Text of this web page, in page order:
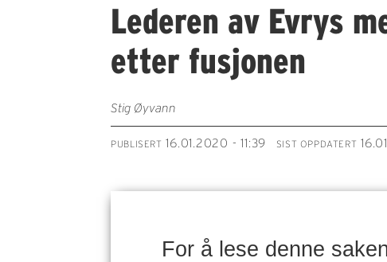
Lederen av Evrys
etter fusjonen
Stig Øyvann
PUBLISERT 16.01.2020 - 11:39 SIST OPPDATERT
For å lese denne